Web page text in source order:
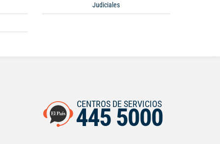
Judiciales
CENTROS DE SERVICIOS
445 5000